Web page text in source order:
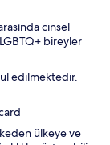
cinsel
bireyler
edilmektedir.
ülkeye ve